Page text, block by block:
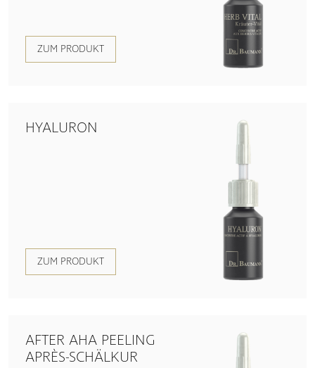
ZUM PRODUKT
HYALURON
ZUM PRODUKT
AFTER AHA PEELING
APRÈS-SCHÄLKUR